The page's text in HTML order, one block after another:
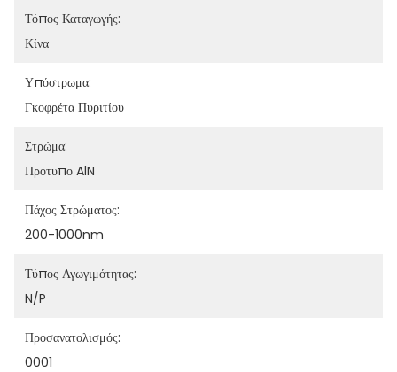
Τόπος Καταγωγής:
Κίνα
Υπόστρωμα:
Γκοφρέτα Πυριτίου
Στρώμα:
Πρότυπο AlN
Πάχος Στρώματος:
200-1000nm
Τύπος Αγωγιμότητας:
N/P
Προσανατολισμός:
0001